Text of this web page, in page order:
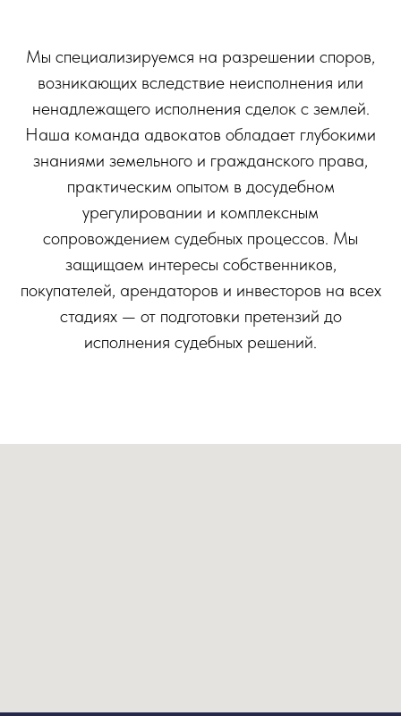
Мы специализируемся на разрешении споров,
возникающих вследствие неисполнения или
ненадлежащего исполнения сделок с землей.
Наша команда адвокатов обладает глубокими
знаниями земельного и гражданского права,
практическим опытом в досудебном
урегулировании и комплексным
сопровождением судебных процессов. Мы
защищаем интересы собственников,
покупателей, арендаторов и инвесторов на всех
стадиях — от подготовки претензий до
исполнения судебных решений.